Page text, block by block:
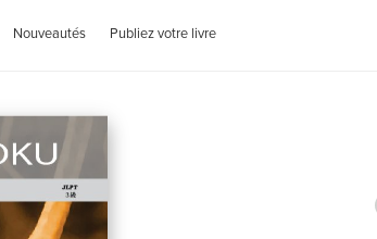
Nouveautés Publiez votre livre